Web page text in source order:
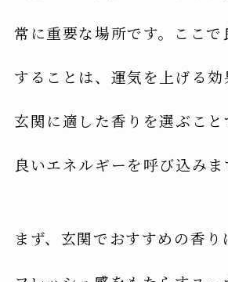
常に重要な場所です。ここで
することは、運気を上げる効
玄関に適した香りを選ぶこ
良いエネルギーを呼び込みま
まず、玄関でおすすめの香り